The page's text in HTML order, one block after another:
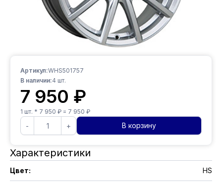
Характеристики
Цвет: HS
Артикул:WHS501757
В наличии:4 шт.
7 950 ₽
1 шт. * 7 950 ₽ = 7 950 ₽
- + В корзину